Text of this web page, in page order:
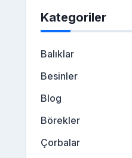
Kategoriler
Balıklar
Besinler
Blog
Börekler
Çorbalar